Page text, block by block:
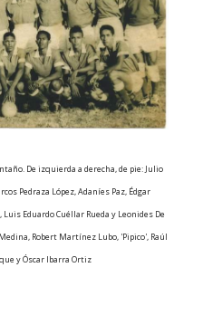
De izquierda a derecha, de pie: Julio
Pedraza López, Adaníes Paz, Édgar
Eduardo Cuéllar Rueda y Leonides De
Robert Martínez Lubo, 'Pipico', Raúl
y Óscar Ibarra Ortiz